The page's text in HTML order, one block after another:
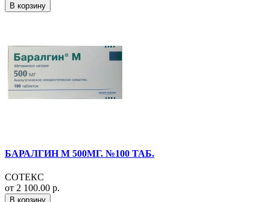
В корзину
БАРАЛГИН М 500МГ. №100 ТАБ.
СОТЕКС
от 2 100.00 р.
В корзину